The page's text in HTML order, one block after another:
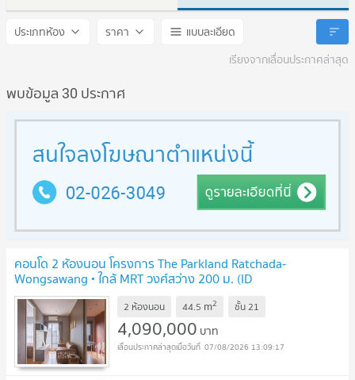
The Parkland Ratchada - WongsawangThe Parkland Ratchada -
ประเภทห้อง ราคา
แบบละเอียด
เรียงจากเลื่อนประกาศล่าสุด
พบข้อมูล 30 ประกาศ
คอนโด 2 ห้องนอน โครงการ The Parkland Ratchada-
Wongsawang • ใกล้ MRT วงศ์สว่าง 200 ม. (ID
1407068) UPDATE !
2 ห้องนอน 44.5 m2 ชั้น21
4,090,000 บาท
07/08/2026 13:09:17